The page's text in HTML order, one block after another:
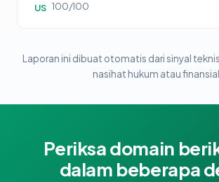
US 100/100
Laporan ini dibuat otomatis dari sinyal
nasihat hukum atau
Periksa domain
dalam beberapa